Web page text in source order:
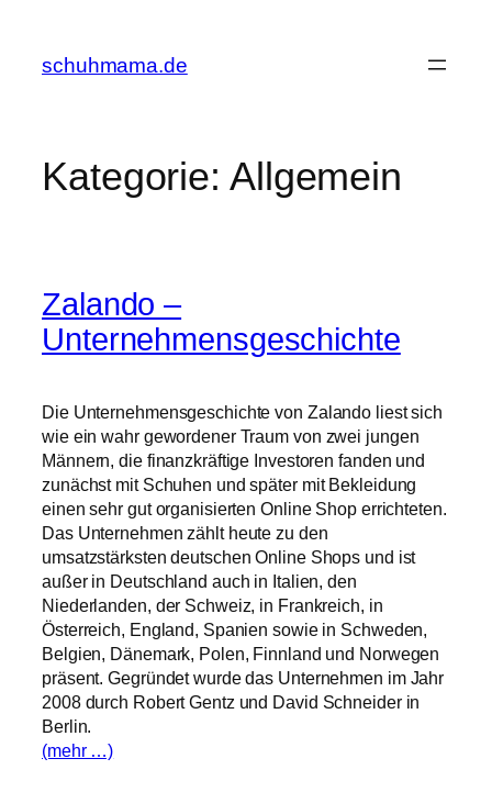
springen
schuhmama.de
Kategorie: Allgemein
Zalando –
Unternehmensgeschichte
Die Unternehmensgeschichte von Zalando liest sich
wie ein wahr gewordener Traum von zwei jungen
Männern, die finanzkräftige Investoren fanden und
zunächst mit Schuhen und später mit Bekleidung
einen sehr gut organisierten Online Shop errichteten.
Das Unternehmen zählt heute zu den
umsatzstärksten deutschen Online Shops und ist
außer in Deutschland auch in Italien, den
Niederlanden, der Schweiz, in Frankreich, in
Österreich, England, Spanien sowie in Schweden,
Belgien, Dänemark, Polen, Finnland und Norwegen
präsent. Gegründet wurde das Unternehmen im Jahr
2008 durch Robert Gentz und David Schneider in
Berlin.
(mehr …)